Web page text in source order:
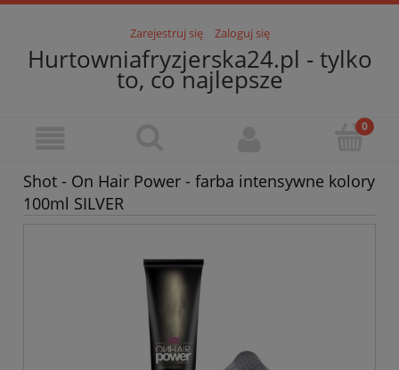
Zarejestruj się Zaloguj się
Hurtowniafryzjerska24.pl - tylko
to, co najlepsze
Shot - On Hair Power - farba intensywne kolory
100ml SILVER